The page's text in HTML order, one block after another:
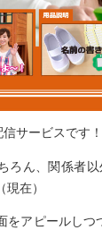
サービスです！
ろん、関係者
在）
をアピールしつ